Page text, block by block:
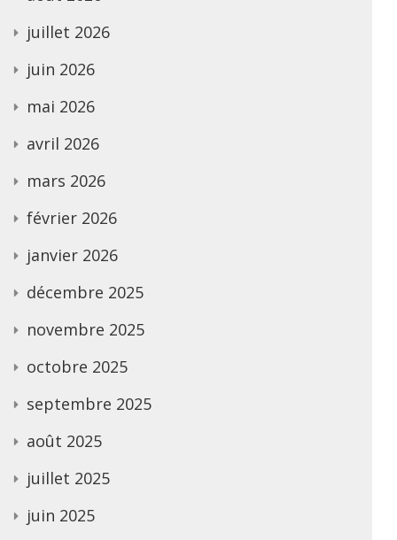
juillet 2026
juin 2026
mai 2026
avril 2026
mars 2026
février 2026
janvier 2026
décembre 2025
novembre 2025
octobre 2025
septembre 2025
août 2025
juillet 2025
juin 2025